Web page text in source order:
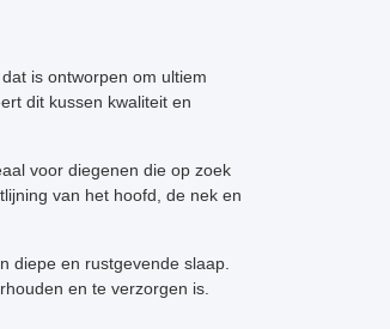
is ontworpen om ultiem
dit kussen kwaliteit en
voor diegenen die op zoek
van het hoofd, de nek en
diepe en rustgevende slaap.
en te verzorgen is.